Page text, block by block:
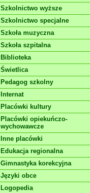
Szkolnictwo wyższe
Szkolnictwo specjalne
Szkoła muzyczna
Szkoła szpitalna
Biblioteka
Świetlica
Pedagog szkolny
Internat
Placówki kultury
Placówki opiekuńczo-
wychowawcze
Inne placówki
Edukacja regionalna
Gimnastyka korekcyjna
Języki obce
Logopedia